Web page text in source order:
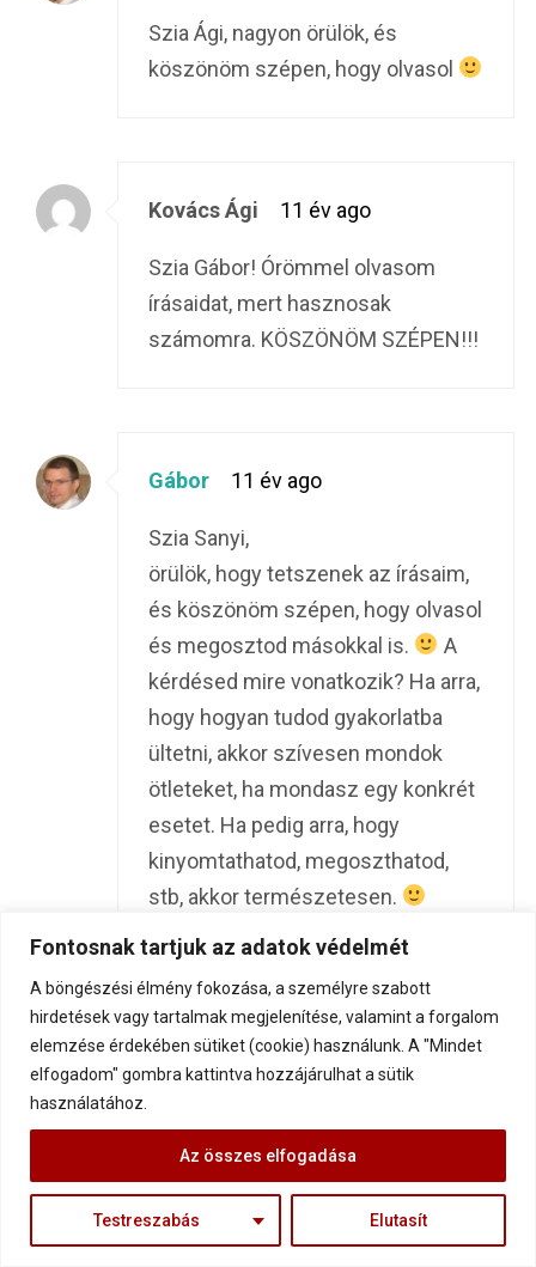
Fontosnak tartjuk az adatok védelmét
A böngészési élmény fokozása, a személyre szabott
hirdetések vagy tartalmak megjelenítése, valamint a forgalom
elemzése érdekében sütiket (cookie) használunk. A "Mindet
elfogadom" gombra kattintva hozzájárulhat a sütik
használatához.
Testreszabás Elutasít
Az összes elfogadása
Szia Ági, nagyon örülök, és
köszönöm szépen, hogy olvasol
Kovács Ági 11 év ago
Szia Gábor! Órömmel olvasom
írásaidat, mert hasznosak
számomra. KÖSZÖNÖM SZÉPEN!!!
Gábor 11 év ago
Szia Sanyi,
örülök, hogy tetszenek az írásaim,
és köszönöm szépen, hogy olvasol
és megosztod másokkal is.
A
kérdésed mire vonatkozik? Ha arra,
hogy hogyan tudod gyakorlatba
ültetni, akkor szívesen mondok
ötleteket, ha mondasz egy konkrét
esetet. Ha pedig arra, hogy
kinyomtathatod, megoszthatod,
stb, akkor természetesen.
Legyen szép napod!
Gábor
Szia!
Nem szeretem azokat az írásokat
a neten, ahol a hosszúság miatt